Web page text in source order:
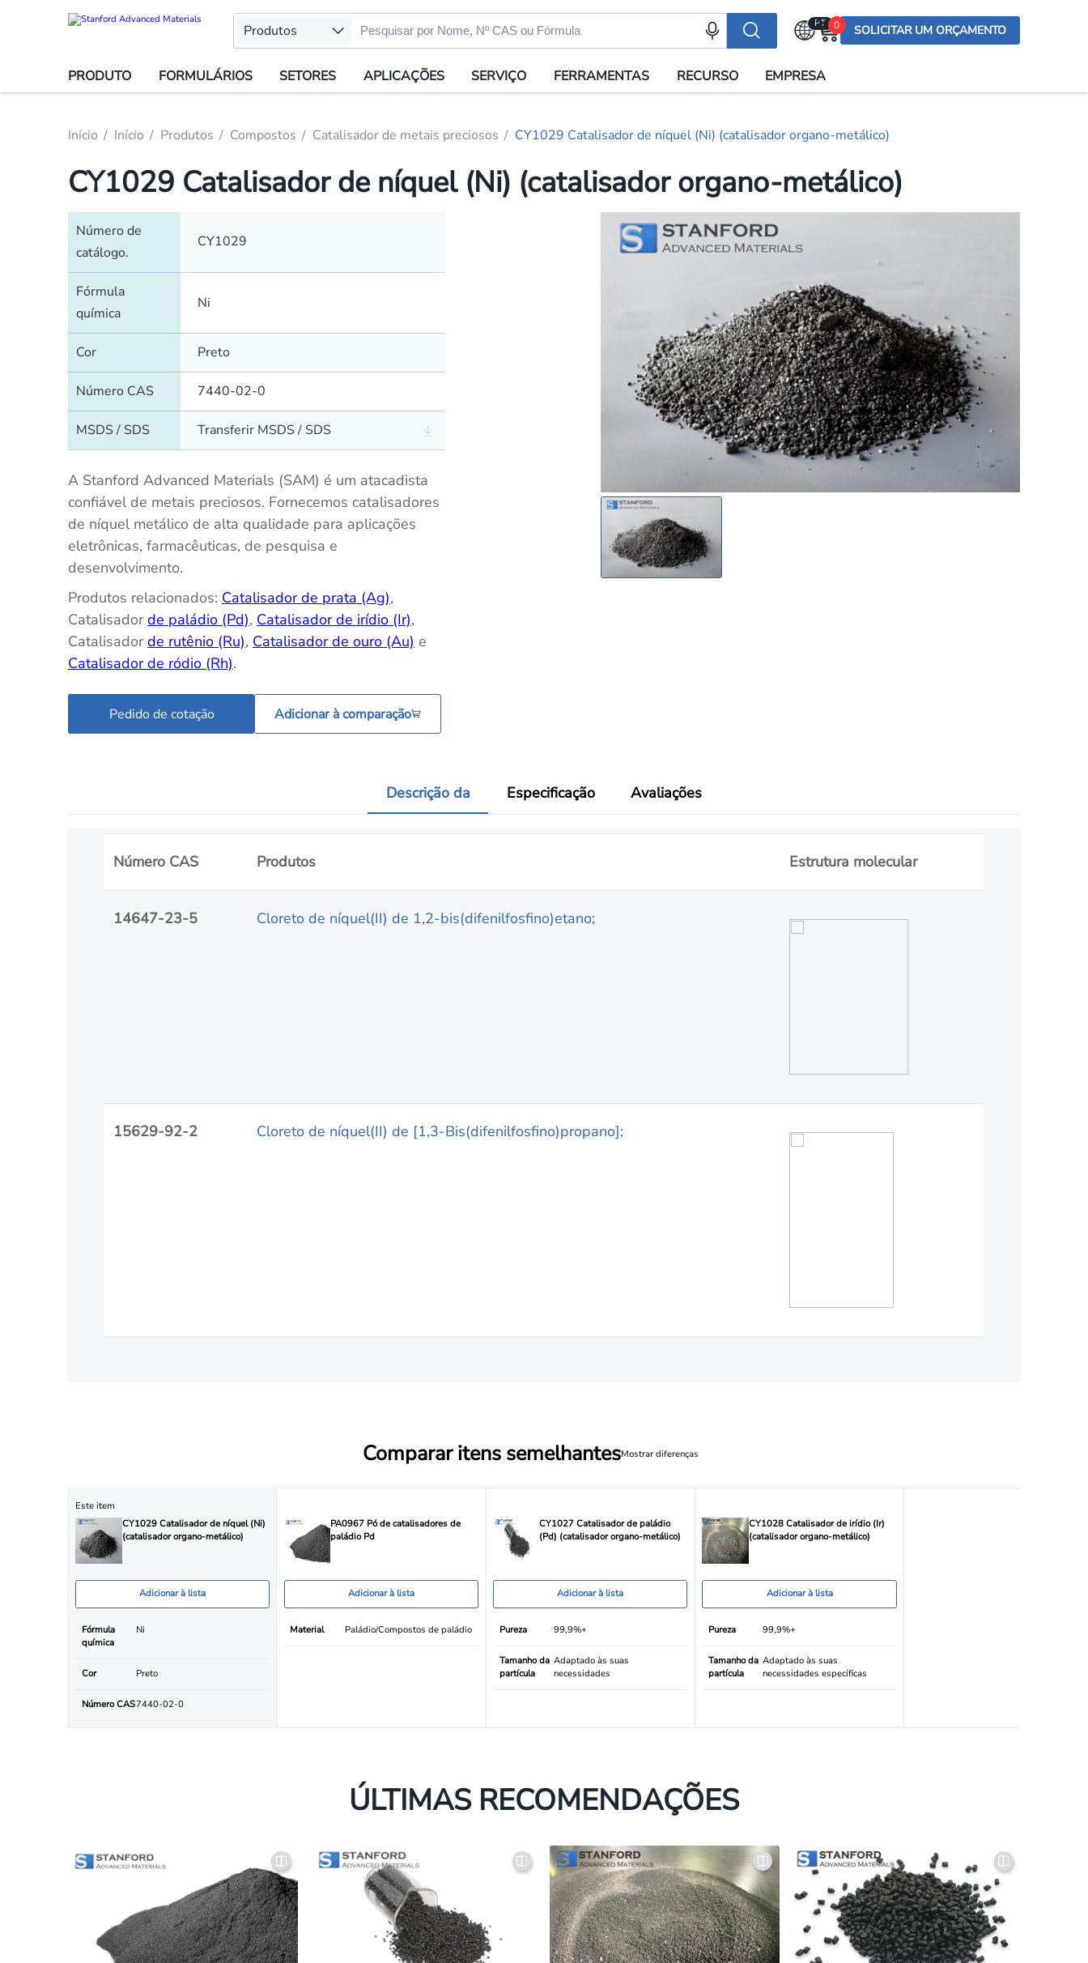
Produtos PT
English (US)
Española
Français
Italiano
日本語
한국어
Português
العربية
Nederland
Polska
Sverige
0 SOLICITAR UM ORÇAMENTO
PRODUTO FORMULÁRIOS SETORES APLICAÇÕES SERVIÇO FERRAMENTAS RECURSO EMPRESA
Início Início Produtos Compostos Catalisador de metais preciosos CY1029 Catalisador de níquel (Ni) (catalisador organo-metálico)
CY1029 Catalisador de níquel (Ni) (catalisador organo-metálico)
Número de
catálogo.
CY1029
Fórmula
química
Ni
Cor Preto
Número CAS 7440-02-0
MSDS / SDS Transferir MSDS / SDS
A Stanford Advanced Materials (SAM) é um atacadista
confiável de metais preciosos. Fornecemos catalisadores
de níquel metálico de alta qualidade para aplicações
eletrônicas, farmacêuticas, de pesquisa e
desenvolvimento.
Produtos relacionados: Catalisador de prata (Ag),
Catalisadorde paládio (Pd), Catalisador de irídio (Ir),
Catalisadorde rutênio (Ru), Catalisador de ouro (Au) e
Catalisador de ródio (Rh).
Pedido de cotação Adicionar à comparação
Descrição da Especificação Avaliações
Número CAS Produtos Estrutura molecular
14647-23-5 Cloreto de níquel(II) de 1,2-bis(difenilfosfino)etano;
15629-92-2 Cloreto de níquel(II) de [1,3-Bis(difenilfosfino)propano];
Comparar itens semelhantesMostrar diferenças
Este item
CY1029 Catalisador de níquel (Ni)
(catalisador organo-metálico)
Adicionar à lista
Fórmula
química
Ni
Cor Preto
Número CAS7440-02-0
PA0967 Pó de catalisadores de
paládio Pd
Adicionar à lista
Material Paládio/Compostos de paládio
CY1027 Catalisador de paládio
(Pd) (catalisador organo-metálico)
Adicionar à lista
Pureza 99,9%+
Tamanho da
partícula
Adaptado às suas
necessidades
CY1028 Catalisador de irídio (Ir)
(catalisador organo-metálico)
Adicionar à lista
Pureza 99,9%+
Tamanho da
partícula
Adaptado às suas
necessidades específicas
ÚLTIMAS RECOMENDAÇÕES